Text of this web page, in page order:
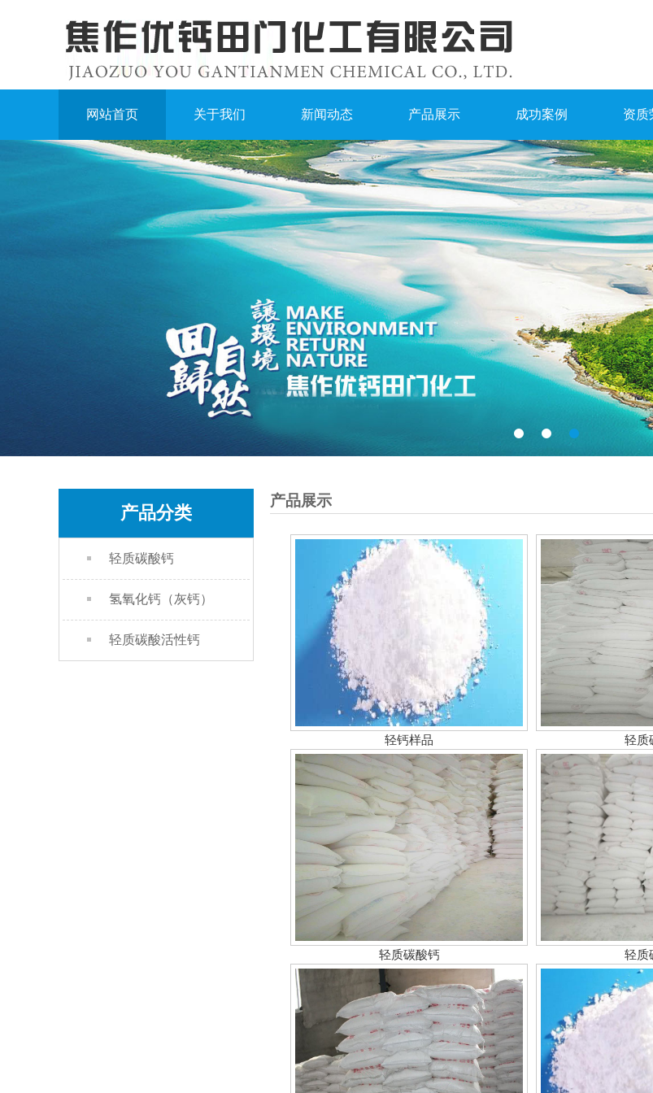
网站首页 关于我们 新闻动态 产品展示 成功案例 资质
产品分类
轻质碳酸钙
氢氧化钙（灰钙）
轻质碳酸活性钙
产品展示
轻钙样品 轻质
轻质碳酸钙 轻质